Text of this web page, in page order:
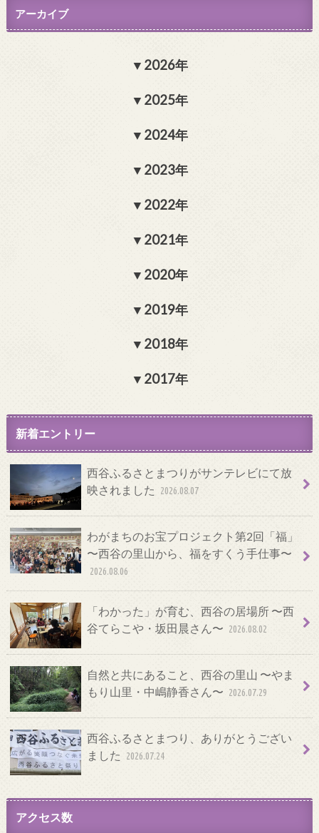
アーカイブ
2026年
2025年
2024年
2023年
2022年
2021年
2020年
2019年
2018年
2017年
新着エントリー
西谷ふるさとまつりがサンテレビにて放
映されました
2026.08.07
わがまちのお宝プロジェクト第2回「福」
〜西谷の里山から、福をすくう手仕事〜
2026.08.06
「わかった」が育む、西谷の居場所 〜西
谷てらこや・坂田晨さん〜 2026.08.02
自然と共にあること、西谷の里山 〜やま
もり山里・中嶋静香さん〜 2026.07.29
西谷ふるさとまつり、ありがとうござい
ました
2026.07.24
アクセス数